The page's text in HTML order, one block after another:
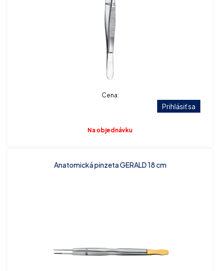
Cena:
Prihlásiť sa
Na objednávku
Anatomická pinzeta GERALD 18 cm